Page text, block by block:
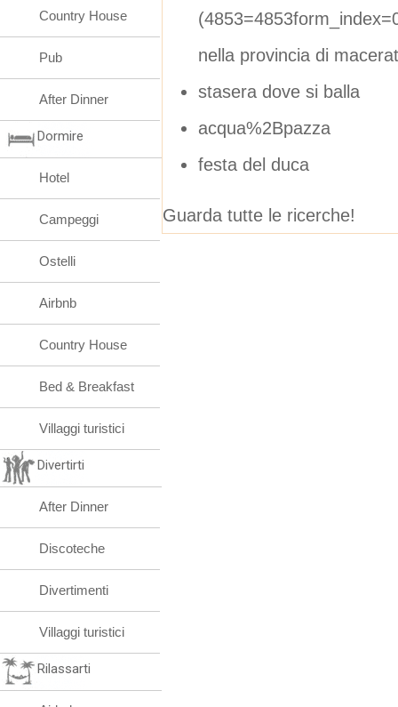
nella provincia di
stasera dove si balla
acqua%2Bpazza
festa del duca
Guarda tutte le ricerche!
Country House
Pub
After Dinner
Dormire
Hotel
Campeggi
Ostelli
Airbnb
Country House
Bed & Breakfast
Villaggi turistici
Divertirti
After Dinner
Discoteche
Divertimenti
Villaggi turistici
Rilassarti